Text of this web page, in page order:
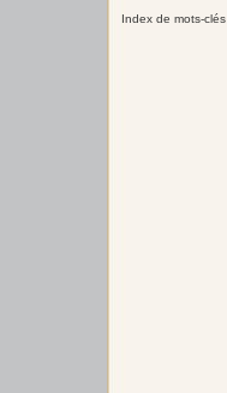
Index de mots-clés